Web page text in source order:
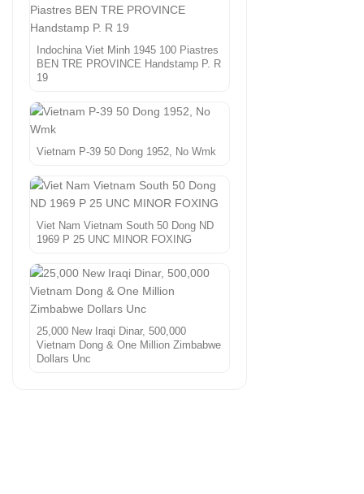
Indochina Viet Minh 1945 100 Piastres
BEN TRE PROVINCE Handstamp P. R
19
Vietnam P-39 50 Dong 1952, No Wmk
Viet Nam Vietnam South 50 Dong ND
1969 P 25 UNC MINOR FOXING
25,000 New Iraqi Dinar, 500,000
Vietnam Dong & One Million Zimbabwe
Dollars Unc